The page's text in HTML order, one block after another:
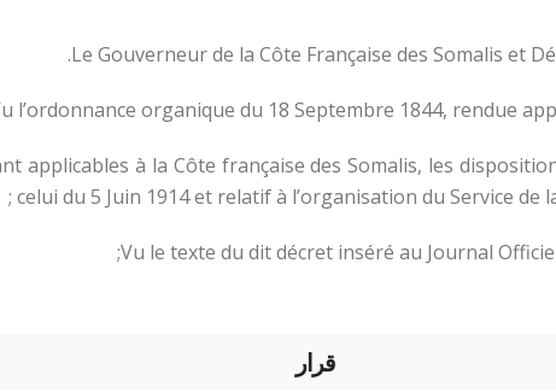
Le Gouverneur de la Côte Française des Somalis et
l’ordonnance organique du 18 Septembre 1844, rendue
applicables à la Côte française des Somalis, les
celui du 5 Juin 1914 et relatif à l’organisation du Service de
Vu le texte du dit décret inséré au Journal
قرار